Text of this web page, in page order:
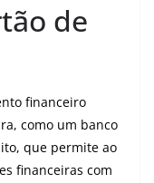
de
financeiro
como um banco
que permite ao
financeiras com